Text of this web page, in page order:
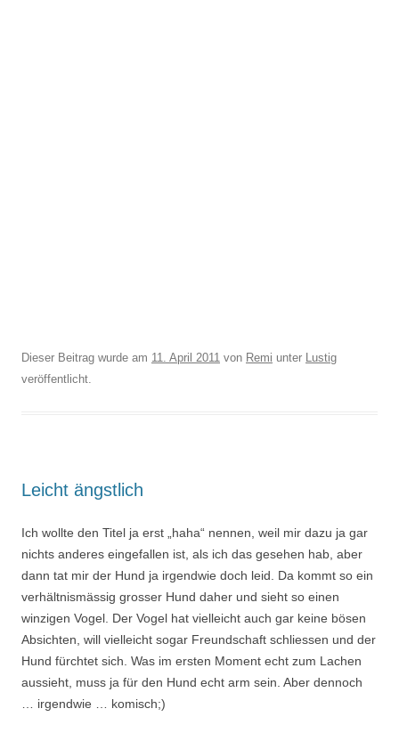
Dieser Beitrag wurde am 11. April 2011 von Remi unter Lustig
veröffentlicht.
Leicht ängstlich
Ich wollte den Titel ja erst „haha“ nennen, weil mir dazu ja gar
nichts anderes eingefallen ist, als ich das gesehen hab, aber
dann tat mir der Hund ja irgendwie doch leid. Da kommt so ein
verhältnismässig grosser Hund daher und sieht so einen
winzigen Vogel. Der Vogel hat vielleicht auch gar keine bösen
Absichten, will vielleicht sogar Freundschaft schliessen und der
Hund fürchtet sich. Was im ersten Moment echt zum Lachen
aussieht, muss ja für den Hund echt arm sein. Aber dennoch
… irgendwie … komisch;)